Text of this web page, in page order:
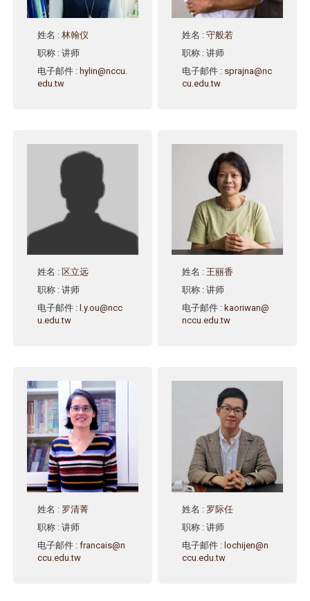
姓名 :林翰仪
职称 : 讲师
电子邮件 :hylin@nccu.
edu.tw
姓名 :守般若
职称 : 讲师
电子邮件 : sprajna@nc
cu.edu.tw
姓名 : 区立远
职称 : 讲师
电子邮件 : l.y.ou@ncc
u.edu.tw
姓名 :王丽香
职称 : 讲师
电子邮件 : kaoriwan@
nccu.edu.tw
姓名 : 罗清菁
职称 : 讲师
电子邮件 :francais@n
ccu.edu.tw
姓名 : 罗际任
职称 : 讲师
电子邮件 : lochijen@n
ccu.edu.tw